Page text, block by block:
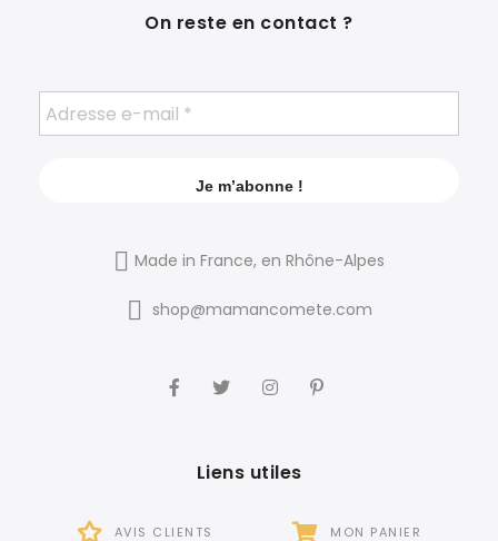
On reste en contact ?
Made in France, en Rhône-Alpes
shop@mamancomete.com
Liens utiles
AVIS CLIENTS MON PANIER